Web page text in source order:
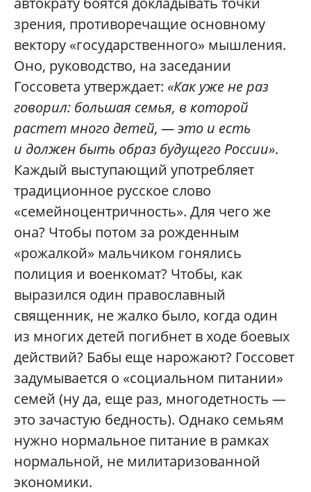
зрения, противоречащие основному
вектору «государственного» мышления.
Оно, руководство, на заседании
Госсовета утверждает: «Как уже не раз
говорил: большая семья, в которой
растет много детей, — это и есть
и должен быть образ будущего России».
Каждый выступающий употребляет
традиционное русское слово
«семейноцентричность». Для чего же
она? Чтобы потом за рожденным
«рожалкой» мальчиком гонялись
полиция и военкомат? Чтобы, как
выразился один православный
священник, не жалко было, когда один
из многих детей погибнет в ходе боевых
действий? Бабы еще нарожают? Госсовет
задумывается о «социальном питании»
семей (ну да, еще раз, многодетность —
это зачастую бедность). Однако семьям
нужно нормальное питание в рамках
нормальной, не милитаризованной
экономики.